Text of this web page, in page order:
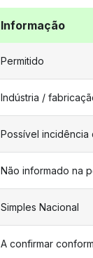
Informação
Permitido
Indústria /
Possível
Não informado na
Simples Nacional
A confirmar